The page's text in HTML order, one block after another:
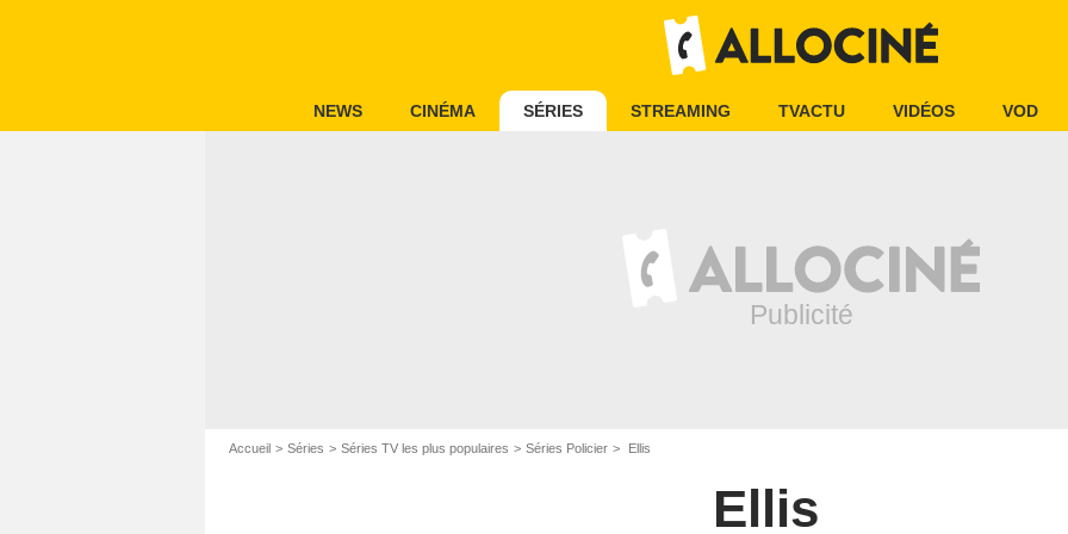
NEWS CINÉMA SÉRIES STREAMING TVACTU VIDÉOS VOD
Accueil Séries Séries TV les plus populaires Séries Policier Ellis
Ellis